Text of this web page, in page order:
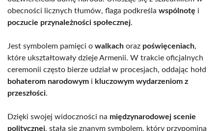
obecności licznych tłumów, flaga podkreśla wspólnotę i
poczucie przynależności społecznej.
Jest symbolem pamięci o walkach oraz poświęceniach,
które ukształtowały dzieje Armenii. W trakcie oficjalnych
ceremonii często bierze udział w procesjach, oddając hołd
bohaterom narodowym i kluczowym wydarzeniom z
przeszłości.
Dzięki swojej widoczności na międzynarodowej scenie
politycznej, stała się znanym symbolem, który przypomina